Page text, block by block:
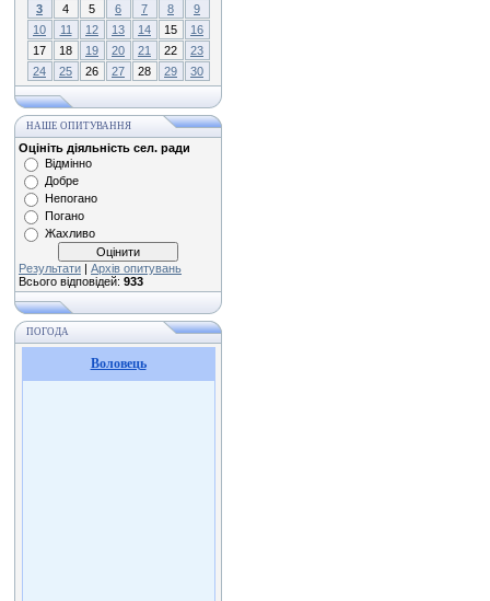
3
4 5 6 7 8
9
10
11 12 13 14 15
16
17
18 19 20 21 22
23
24
25 26 27 28 29 30
НАШЕ ОПИТУВАННЯ
Оцініть діяльність сел. ради
Відмінно
Добре
Непогано
Погано
Жахливо
Результати | Архів опитувань
Всього відповідей: 933
ПОГОДА
Воловець